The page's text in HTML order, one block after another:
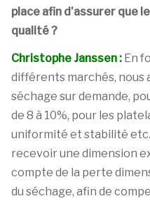
place afin d’assurer que
qualité ?
Christophe Janssen : En
différents marchés, nous
séchage sur demande,
de 8 à 10%, pour les
uniformité et stabilité
recevoir une dimension
compte de la perte
du séchage, afin de